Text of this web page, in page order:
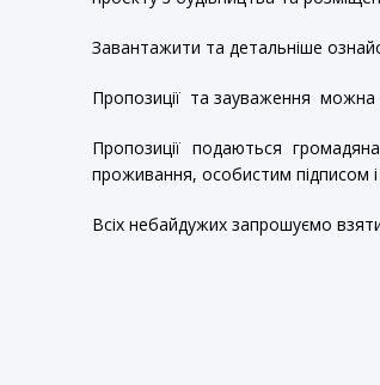
Завантажити та детальніше
Пропозиції та зауваження можна
Пропозиції подаються
проживання, особистим підписом
Всіх небайдужих запрошуємо